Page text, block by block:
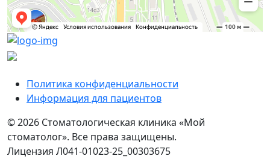
Политика конфиденциальности
Информация для пациентов
©2026 Стоматологическая клиника «Мой
стоматолог». Все права защищены.
Лицензия Л041-01023-25_00303675